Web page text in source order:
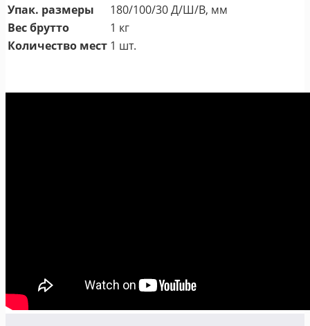
Упак. размеры
180/100/30 Д/Ш/В, мм
Вес брутто
1 кг
Количество мест 1 шт.